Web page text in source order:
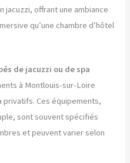
jacuzzi, offrant une ambiance
qu’une chambre d’hôtel
de jacuzzi ou de spa
à Montlouis-sur-Loire
privatifs. Ces équipements,
sont souvent spécifiés
et peuvent varier selon